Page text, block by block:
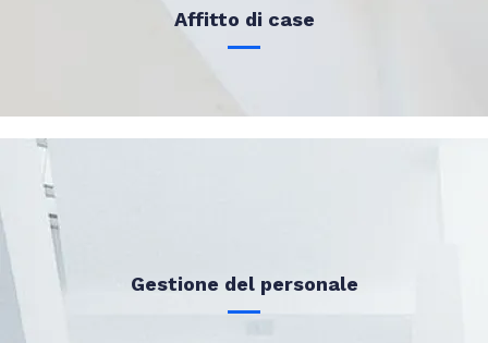
Affitto di case
Gestione del personale